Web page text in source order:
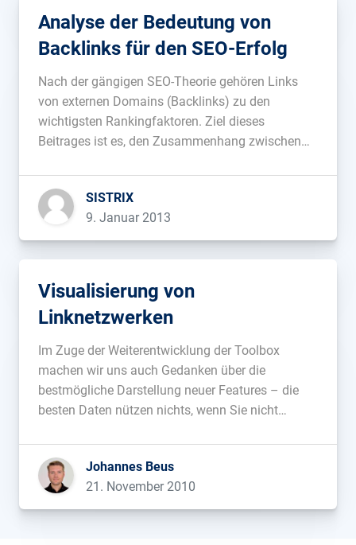
Analyse der Bedeutung von
Backlinks für den SEO-Erfolg
Nach der gängigen SEO-Theorie gehören Links
von externen Domains (Backlinks) zu den
wichtigsten Rankingfaktoren. Ziel dieses
Beitrages ist es, den Zusammenhang zwischen
Fischerländer-Diagramm für 10.000 Domains In
Anlehnung an das Fischerländer-Diagramm
(Trust-Efficiency-Diagramm von Stefan
Fischerländer) habe ich ein Streudiagramm mit
den Werten von 10.000 Domains […]...
SISTRIX
9. Januar 2013
Visualisierung von
Linknetzwerken
Im Zuge der Weiterentwicklung der Toolbox
machen wir uns auch Gedanken über die
bestmögliche Darstellung neuer Features – die
besten Daten nützen nichts, wenn Sie nicht
Backlink-Modul wachsen die Datenmengen und
die Visualisierung der Verknüpfungen
untereinander ist in Tabellenform nur noch
schlecht möglich. In […]...
Johannes Beus
21. November 2010